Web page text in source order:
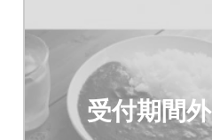
受付期間外